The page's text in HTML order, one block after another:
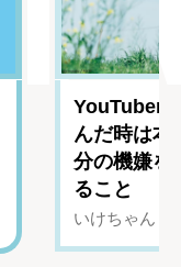
YouTuber
んだ時は
分の機嫌を
ること
いけちゃん（